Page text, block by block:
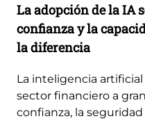
La adopción de la IA
confianza y la
la diferencia
La inteligencia
sector financiero a
confianza, la